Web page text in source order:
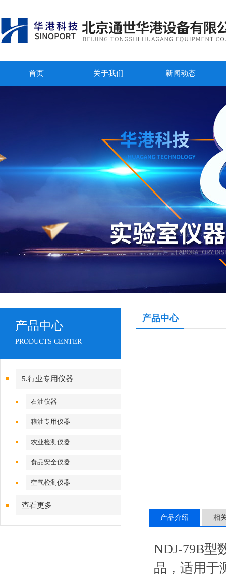
首页 关于我们 新闻动态
产品中心
PRODUCTS CENTER
5.行业专用仪器
石油仪器
粮油专用仪器
农业检测仪器
食品安全仪器
空气检测仪器
查看更多
产品中心
产品介绍 相
NDJ-79B型
品，适用于